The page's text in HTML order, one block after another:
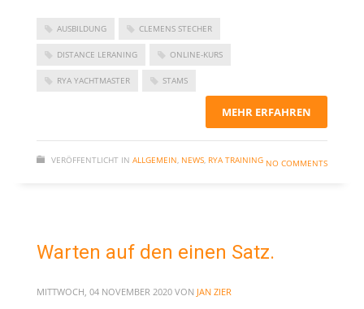
Mai 2023
März 2023
Dezember 2022
Juni 2022
Februar 2022
April 2021
AUSBILDUNG CLEMENS STECHER
DISTANCE LERANING ONLINE-KURS
RYA YACHTMASTER STAMS
MEHR ERFAHREN
VERÖFFENTLICHT IN ALLGEMEIN, NEWS, RYA TRAINING NO COMMENTS
Warten auf den einen Satz.
MITTWOCH, 04 NOVEMBER 2020 VON JAN ZIER